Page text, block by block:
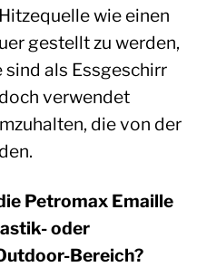
wie einen
gestellt zu werden,
sind als Essgeschirr
verwendet
die von der
Petromax Emaille
oder
Bereich?